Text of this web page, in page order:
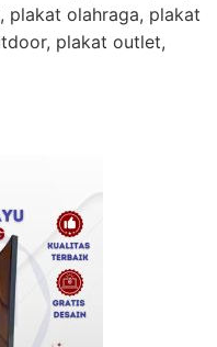
plakat olahraga, plakat
plakat outlet,